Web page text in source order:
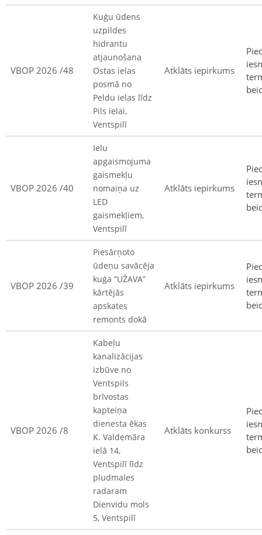
VBOP 2026 /48
Kuģu ūdens
uzpildes
hidrantu
atjaunošana
Ostas ielas
posmā no
Peldu ielas līdz
Pils ielai,
Ventspilī
Atklāts iepirkums
VBOP 2026 /40
Ielu
apgaismojuma
gaismekļu
nomaiņa uz
LED
gaismekļiem,
Ventspilī
Atklāts iepirkums
VBOP 2026 /39
Piesārņoto
ūdeņu savācēja
kuģa “UŽAVA”
kārtējās
apskates
remonts dokā
Atklāts iepirkums
VBOP 2026 /8
Kabeļu
kanalizācijas
izbūve no
Ventspils
brīvostas
kapteiņa
dienesta ēkas
K. Valdemāra
ielā 14,
Ventspilī līdz
pludmales
radaram
Dienvidu mols
5, Ventspilī
Atklāts konkurss